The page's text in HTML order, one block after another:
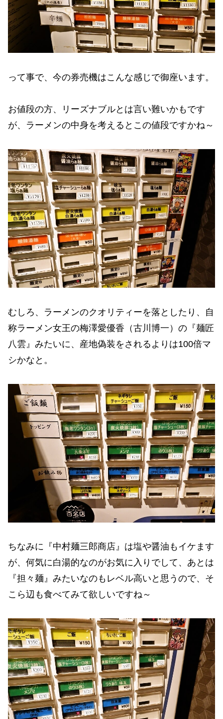
って事で、今の券売機はこんな感じで御座います。
お値段の方、リーズナブルとは言い難いかもです
が、ラーメンの中身を考えるとこの値段ですかね～
むしろ、ラーメンのクオリティーを落としたり、自
称ラーメン女王の梅澤愛優香（古川博一）の『麺匠
八雲』みたいに、産地偽装をされるよりは100倍マ
シかなと。
ちなみに『中村麺三郎商店』は塩や醤油もイケます
が、何気に白湯的なのがお気に入りでして、あとは
『担々麺』みたいなのもレベル高いと思うので、そ
こら辺も食べてみて欲しいですね～